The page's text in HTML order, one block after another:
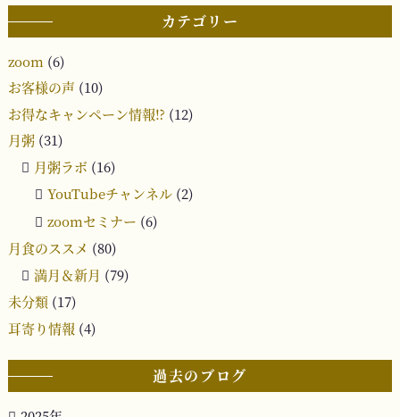
カテゴリー
zoom (6)
お客様の声 (10)
お得なキャンペーン情報⁉︎ (12)
月粥(31)
月粥ラボ (16)
YouTubeチャンネル(2)
zoomセミナー (6)
月食のススメ (80)
満月＆新月 (79)
未分類(17)
耳寄り情報 (4)
過去のブログ